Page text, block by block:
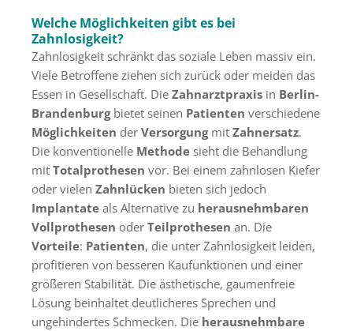
Welche Möglichkeiten gibt es bei
Zahnlosigkeit?
Zahnlosigkeit schränkt das soziale Leben massiv ein.
Viele Betroffene ziehen sich zurück oder meiden das
Essen in Gesellschaft. Die Zahnarztpraxis in Berlin-
Brandenburg bietet seinen Patienten verschiedene
Möglichkeiten der Versorgung mit Zahnersatz.
Die konventionelle Methode sieht die Behandlung
mit Totalprothesen vor. Bei einem zahnlosen Kiefer
oder vielen Zahnlücken bieten sich jedoch
Implantate als Alternative zu herausnehmbaren
Vollprothesen oder Teilprothesen an. Die
Vorteile: Patienten, die unter Zahnlosigkeit leiden,
profitieren von besseren Kaufunktionen und einer
größeren Stabilität. Die ästhetische, gaumenfreie
Lösung beinhaltet deutlicheres Sprechen und
ungehindertes Schmecken. Die herausnehmbare